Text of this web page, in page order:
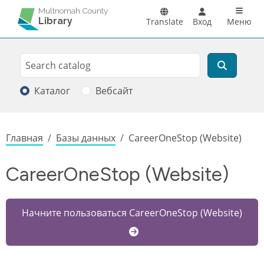
Перейти к основному содержанию
Multnomah County
Library Translate Вход Main
Меню
Search
Поиск
Каталог Вебсайт
Строка навигации
Главная Базы данных CareerOneStop (Website)
CareerOneStop (Website)
Начните пользоваться CareerOneStop (Website)